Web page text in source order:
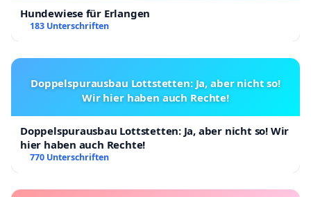
Hundewiese für Erlangen
183 Unterschriften
Doppelspurausbau Lottstetten: Ja, aber nicht so!
Wir hier haben auch Rechte!
Doppelspurausbau Lottstetten: Ja, aber nicht so! Wir
hier haben auch Rechte!
770 Unterschriften